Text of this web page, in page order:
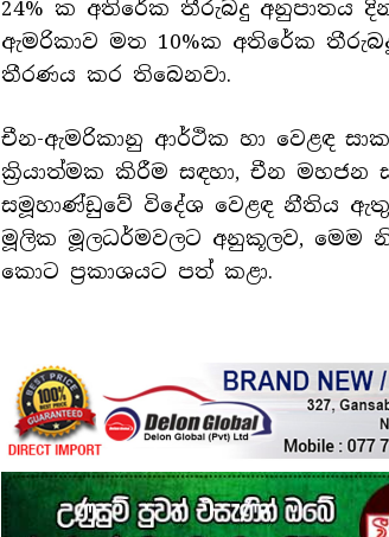
24% ක අතිරේක තීරුබදු අනුපාතය
ඇමරිකාව මත 10%ක අතිරේක
තීරණය කර තිබෙනවා.
චීන-ඇමරිකානු ආර්ථික හා වෙළඳ
ක්‍රියාත්මක කිරීම සඳහා, චීන
සමූහාණ්ඩුවේ විදේශ වෙළඳ නීතිය
මූලික මූලධර්මවලට අනුකූලව, මෙම
කොට ප්‍රකාශයට පත් කළා.